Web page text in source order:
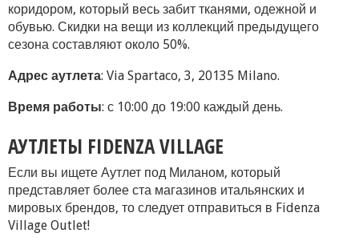
коридором, который весь забит тканями, одежной и
обувью. Скидки на вещи из коллекций предыдущего
сезона составляют около 50%.
Адрес аутлета: Via Spartaco, 3, 20135 Milano.
Время работы: с 10:00 до 19:00 каждый день.
АУТЛЕТЫ FIDENZA VILLAGE
Если вы ищете Аутлет под Миланом, который
представляет более ста магазинов итальянских и
мировых брендов, то следует отправиться в Fidenza
Village Outlet!